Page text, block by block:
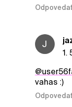
J
1.
vahas :)